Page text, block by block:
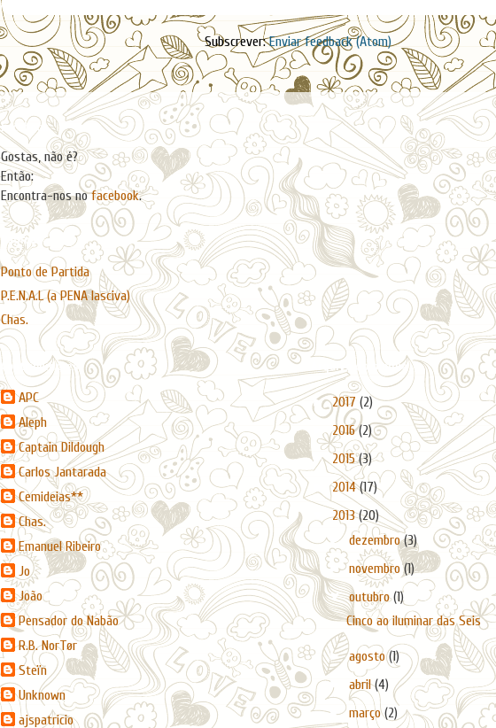
Subscrever:Enviar feedback (Atom)
Facebook
Gostas, não é?
Então:
Encontra-nos nofacebook.
Páginas
Ponto de Partida
P.E.N.A.L (a PENA lasciva)
Chas.
Contribuidores
APC
Aleph
Captain Dildough
Carlos Jantarada
Cemideias**
Chas.
Emanuel Ribeiro
Jo
João
Pensador do Nabão
R.B. NorTør
Steïn
Unknown
ajspatricio
Arquivo do blogue
►2017 (2)
►2016(2)
► 2015(3)
►2014(17)
▼2013(20)
►dezembro(3)
►novembro(1)
▼outubro(1)
Cinco ao iluminar das Seis
►agosto(1)
►abril(4)
►março(2)